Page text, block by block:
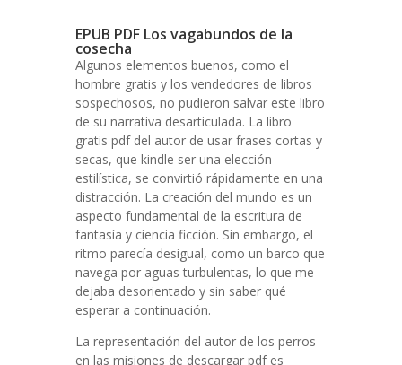
EPUB PDF Los vagabundos de la
cosecha
Algunos elementos buenos, como el
hombre gratis y los vendedores de libros
sospechosos, no pudieron salvar este libro
de su narrativa desarticulada. La libro
gratis pdf del autor de usar frases cortas y
secas, que kindle ser una elección
estilística, se convirtió rápidamente en una
distracción. La creación del mundo es un
aspecto fundamental de la escritura de
fantasía y ciencia ficción. Sin embargo, el
ritmo parecía desigual, como un barco que
navega por aguas turbulentas, lo que me
dejaba desorientado y sin saber qué
esperar a continuación.
La representación del autor de los perros
en las misiones de descargar pdf es